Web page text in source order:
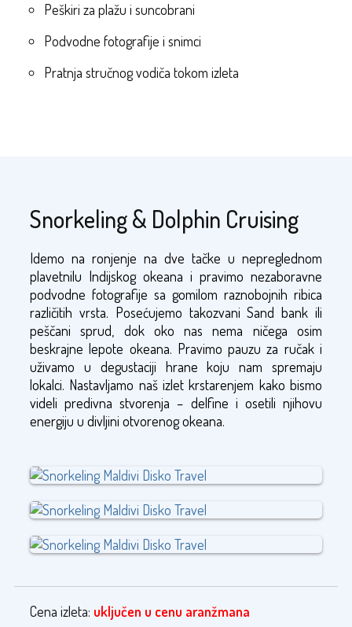
Peškiri za plažu i suncobrani
Podvodne fotografije i snimci
Pratnja stručnog vodiča tokom izleta
Snorkeling & Dolphin Cruising
Idemo na ronjenje na dve tačke u nepreglednom
plavetnilu Indijskog okeana i pravimo nezaboravne
podvodne fotografije sa gomilom raznobojnih ribica
različitih vrsta. Posećujemo takozvani Sand bank ili
peščani sprud, dok oko nas nema ničega osim
beskrajne lepote okeana. Pravimo pauzu za ručak i
uživamo u degustaciji hrane koju nam spremaju
lokalci. Nastavljamo naš izlet krstarenjem kako bismo
videli predivna stvorenja – delfine i osetili njihovu
energiju u divljini otvorenog okeana.
Cena izleta: uključen u cenu aranžmana